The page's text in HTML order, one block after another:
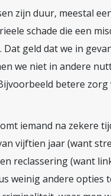
zijn duur, meestal
schade die een
geld dat we in
we niet in andere
betere zorg
iemand na zekere
vijftien jaar (want
reclassering (want
weinig andere opties